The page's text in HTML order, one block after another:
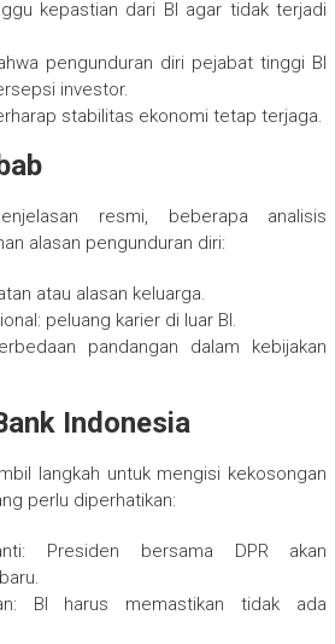
kepastian dari BI agar tidak terjadi
pengunduran diri pejabat tinggi BI
investor.
stabilitas ekonomi tetap terjaga.
resmi, beberapa analisis
alasan pengunduran diri:
atau alasan keluarga.
peluang karier di luar BI.
pandangan dalam kebijakan
Indonesia
langkah untuk mengisi kekosongan
perlu diperhatikan:
Presiden bersama DPR akan
BI harus memastikan tidak ada